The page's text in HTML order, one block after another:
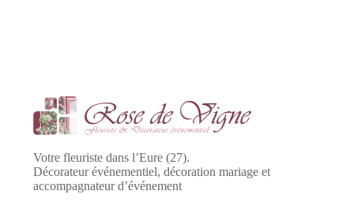
Votre fleuriste dans l’Eure (27).
Décorateur événementiel, décoration mariage et
accompagnateur d’événement